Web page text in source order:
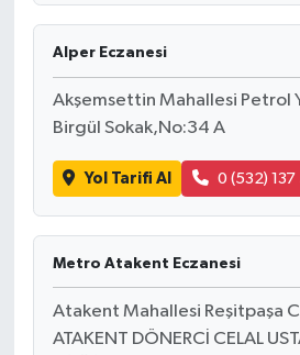
Alper Eczanesi
Akşemsettin Mahallesi Petrol
Birgül Sokak,No:34 A
Yol Tarifi Al 0 (532) 137
Metro Atakent Eczanesi
Atakent Mahallesi Reşitpaşa
ATAKENT DÖNERCİ CELAL